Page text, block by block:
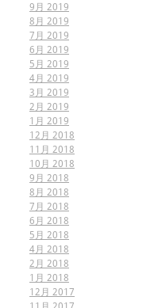
9月 2019
8月 2019
7月 2019
6月 2019
5月 2019
4月 2019
3月 2019
2月 2019
1月 2019
12月 2018
11月 2018
10月 2018
9月 2018
8月 2018
7月 2018
6月 2018
5月 2018
4月 2018
2月 2018
1月 2018
12月 2017